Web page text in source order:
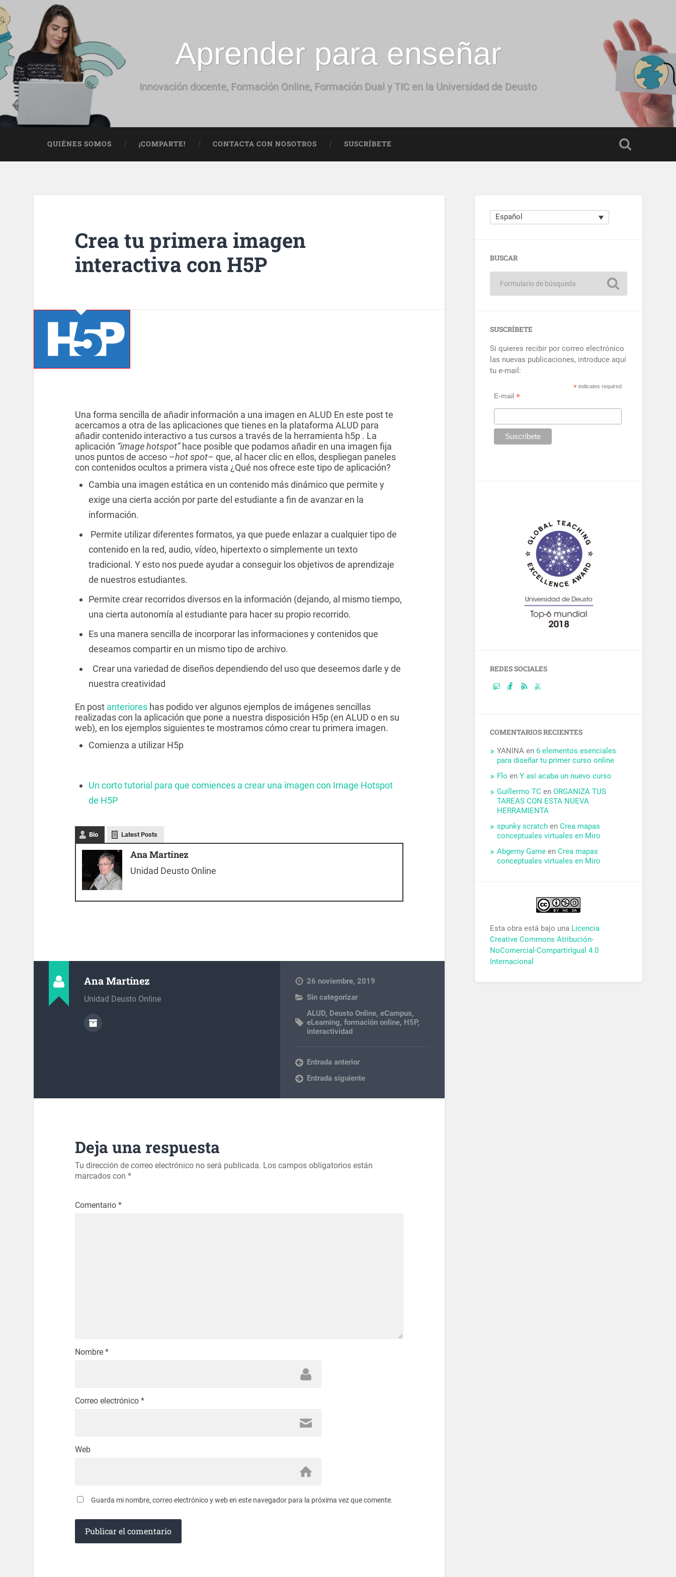
Aprender para enseñar
Innovación docente, Formación Online, Formación Dual y TIC en la Universidad de Deusto
QUIÉNES SOMOS ¡COMPARTE! CONTACTA CON NOSOTROS SUSCRÍBETE
Crea tu primera imagen
interactiva con H5P
Una forma sencilla de añadir información a una imagen en ALUD En este post te
acercamos a otra de las aplicaciones que tienes en la plataforma ALUD para
añadir contenido interactivo a tus cursos a través de la herramienta h5p . La
aplicación “image hotspot”hace posible que podamos añadir en una imagen fija
unos puntos de acceso –hot spot– que, al hacer clic en ellos, despliegan paneles
con contenidos ocultos a primera vista ¿Qué nos ofrece este tipo de aplicación?
Cambia una imagen estática en un contenido más dinámico que permite y
exige una cierta acción por parte del estudiante a fin de avanzar en la
información.
Permite utilizar diferentes formatos, ya que puede enlazar a cualquier tipo de
contenido en la red, audio, vídeo, hipertexto o simplemente un texto
tradicional. Y esto nos puede ayudar a conseguir los objetivos de aprendizaje
de nuestros estudiantes.
Permite crear recorridos diversos en la información (dejando, al mismo tiempo,
una cierta autonomía al estudiante para hacer su propio recorrido.
Es una manera sencilla de incorporar las informaciones y contenidos que
deseamos compartir en un mismo tipo de archivo.
Crear una variedad de diseños dependiendo del uso que deseemos darle y de
nuestra creatividad
En post anterioreshas podido ver algunos ejemplos de imágenes sencillas
realizadas con la aplicación que pone a nuestra disposición H5p (en ALUD o en su
web), en los ejemplos siguientes te mostramos cómo crear tu primera imagen​.
Comienza a utilizar H5p
Un corto tutorial para que comiences a crear una imagen con Image Hotspot
de H5P
Bio Latest Posts
Ana Martínez
Unidad Deusto Online
Ana Martínez
Unidad Deusto Online
26 noviembre, 2019
Sin categorizar
ALUD, Deusto Online,eCampus,
eLearning,formación online, H5P,
interactividad
Entrada anterior
Entrada siguiente
Deja una respuesta
Tu dirección de correo electrónico no será publicada. Los campos obligatorios están
marcados con *
Comentario *
Nombre *
Correo electrónico *
Web
Guarda mi nombre, correo electrónico y web en este navegador para la próxima vez que comente.
Español
BUSCAR
SUSCRÍBETE
Si quieres recibir por correo electrónico
las nuevas publicaciones, introduce aquí
tu e-mail:
* indicates required
E-mail*
REDES SOCIALES
COMENTARIOS RECIENTES
YANINA en 6 elementos esenciales
para diseñar tu primer curso online
Flo enY así acaba un nuevo curso
Guillermo TC enORGANIZA TUS
TAREAS CON ESTA NUEVA
HERRAMIENTA
spunky scratch enCrea mapas
conceptuales virtuales en Miro
Abgerny Game enCrea mapas
conceptuales virtuales en Miro
Esta obra está bajo una Licencia
Creative Commons Atribución-
NoComercial-CompartirIgual 4.0
Internacional